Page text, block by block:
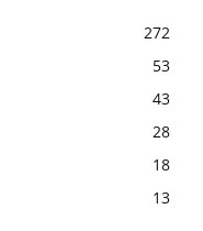
272
53
43
28
18
13